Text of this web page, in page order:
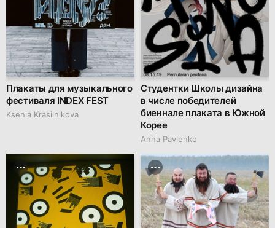
Плакаты для музыкального
фестиваля INDEX FEST
Ksenia Krasilnikova
Студентки Школы дизайна
в числе победителей
биеннале плаката в Южной
Корее
Anna Pavlenko